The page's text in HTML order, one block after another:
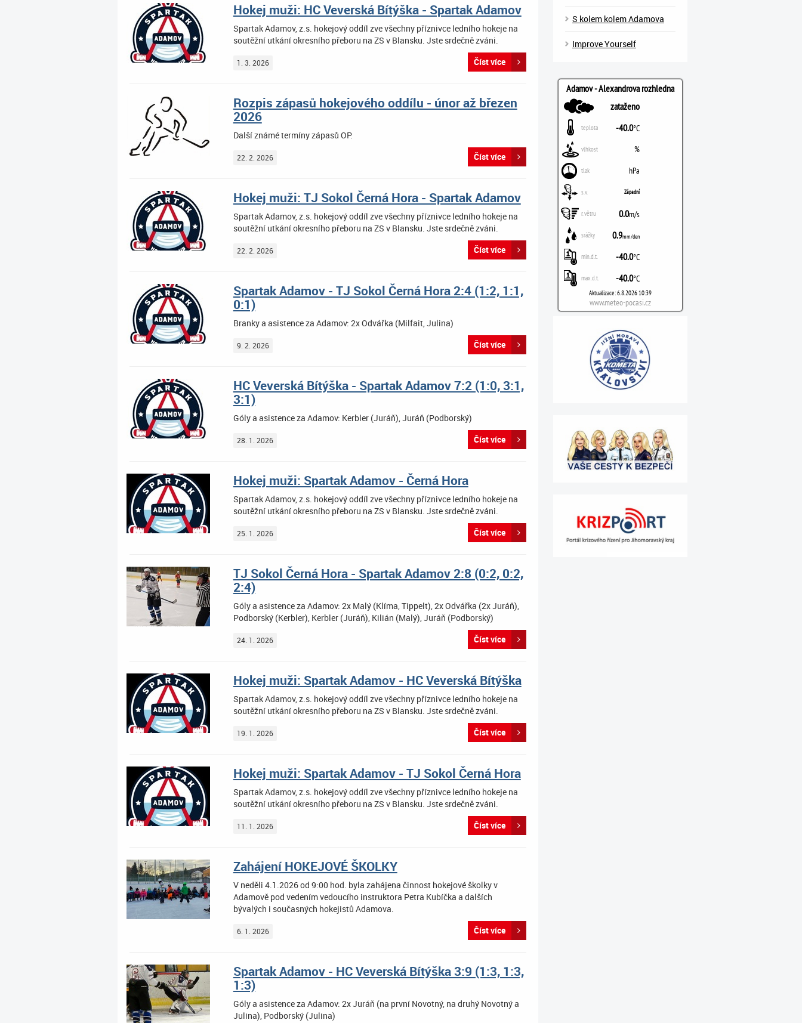
Hokej muži: HC Veverská Bítýška - Spartak Adamov
Spartak Adamov, z.s. hokejový oddíl zve všechny příznivce ledního hokeje na
soutěžní utkání okresního přeboru na ZS v Blansku. Jste srdečně zváni.
1. 3. 2026 Číst více
Rozpis zápasů hokejového oddílu - únor až březen
2026
Další známé termíny zápasů OP.
22. 2. 2026 Číst více
Hokej muži: TJ Sokol Černá Hora - Spartak Adamov
Spartak Adamov, z.s. hokejový oddíl zve všechny příznivce ledního hokeje na
soutěžní utkání okresního přeboru na ZS v Blansku. Jste srdečně zváni.
22. 2. 2026 Číst více
Spartak Adamov - TJ Sokol Černá Hora 2:4 (1:2, 1:1,
0:1)
Branky a asistence za Adamov: 2x Odvářka (Milfait, Julina)
9. 2. 2026 Číst více
HC Veverská Bítýška - Spartak Adamov 7:2 (1:0, 3:1,
3:1)
Góly a asistence za Adamov: Kerbler (Juráň), Juráň (Podborský)
28. 1. 2026 Číst více
Hokej muži: Spartak Adamov - Černá Hora
Spartak Adamov, z.s. hokejový oddíl zve všechny příznivce ledního hokeje na
soutěžní utkání okresního přeboru na ZS v Blansku. Jste srdečně zváni.
25. 1. 2026 Číst více
TJ Sokol Černá Hora - Spartak Adamov 2:8 (0:2, 0:2,
2:4)
Góly a asistence za Adamov: 2x Malý (Klíma, Tippelt), 2x Odvářka (2x Juráň),
Podborský (Kerbler), Kerbler (Juráň), Kilián (Malý), Juráň (Podborský)
24. 1. 2026 Číst více
Hokej muži: Spartak Adamov - HC Veverská Bítýška
Spartak Adamov, z.s. hokejový oddíl zve všechny příznivce ledního hokeje na
soutěžní utkání okresního přeboru na ZS v Blansku. Jste srdečně zváni.
19. 1. 2026 Číst více
Hokej muži: Spartak Adamov - TJ Sokol Černá Hora
Spartak Adamov, z.s. hokejový oddíl zve všechny příznivce ledního hokeje na
soutěžní utkání okresního přeboru na ZS v Blansku. Jste srdečně zváni.
11. 1. 2026 Číst více
Zahájení HOKEJOVÉ ŠKOLKY
V neděli 4.1.2026 od 9:00 hod. byla zahájena činnost hokejové školky v
Adamově pod vedením vedoucího instruktora Petra Kubíčka a dalších
bývalých i současných hokejistů Adamova.
6. 1. 2026 Číst více
Spartak Adamov - HC Veverská Bítýška 3:9 (1:3, 1:3,
1:3)
Góly a asistence za Adamov: 2x Juráň (na první Novotný, na druhý Novotný a
Julina), Podborský (Julina)
S kolem kolem Adamova
Improve Yourself